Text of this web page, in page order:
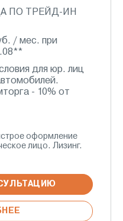
ПО ТРЕЙД-ИН
/ мес. при
для юр. лиц
- 10% от
оформление
лицо. Лизинг.